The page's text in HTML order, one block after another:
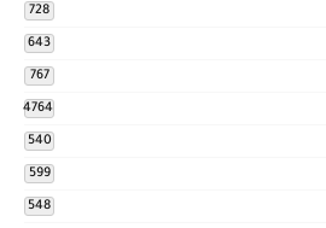
728
643
767
4764
540
599
548